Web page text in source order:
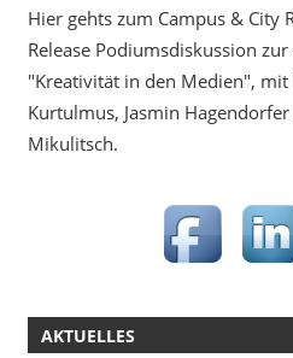
Hier gehts zum Campus & City
Release Podiumsdiskussion
"Kreativität in den Medien", mit
Kurtulmus, Jasmin
Mikulitsch.
AKTUELLES